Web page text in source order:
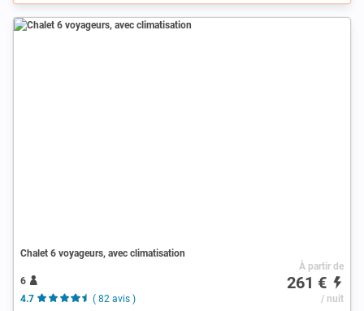
Chalet 6 voyageurs, avec climatisation
6
4.7
( 82 avis )
À partir de
261 €
/ nuit